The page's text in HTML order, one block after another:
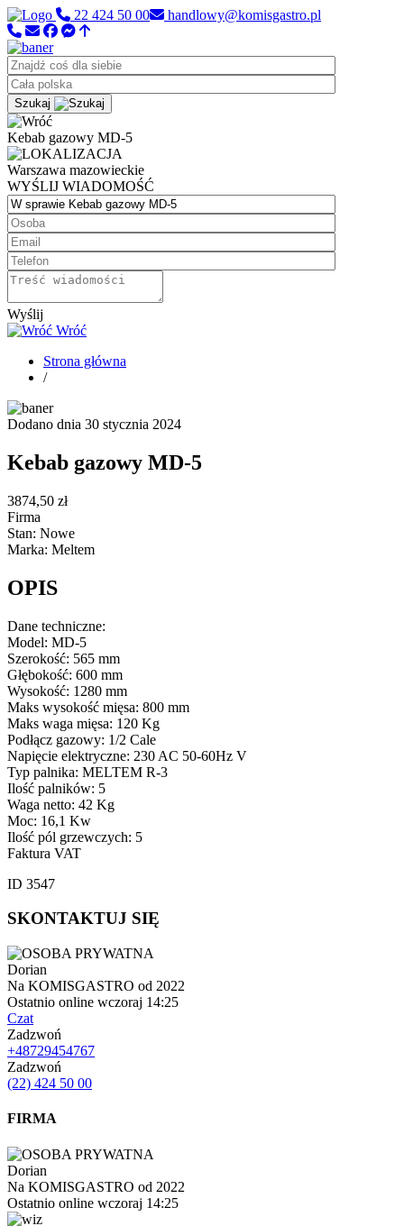
22 424 50 00 handlowy@komisgastro.pl
Szukaj
Kebab gazowy MD-5
Warszawa mazowieckie
WYŚLIJ WIADOMOŚĆ
Wyślij
Wróć
Strona główna
/
Dodano dnia 30 stycznia 2024
Kebab gazowy MD-5
3874,50 zł
Firma
Stan: Nowe
Marka: Meltem
OPIS
Dane techniczne:
Model: MD-5
Szerokość: 565 mm
Głębokość: 600 mm
Wysokość: 1280 mm
Maks wysokość mięsa: 800 mm
Maks waga mięsa: 120 Kg
Podłącz gazowy: 1/2 Cale
Napięcie elektryczne: 230 AC 50-60Hz V
Typ palnika: MELTEM R-3
Ilość palników: 5
Waga netto: 42 Kg
Moc: 16,1 Kw
Ilość pól grzewczych: 5
Faktura VAT
ID 3547
SKONTAKTUJ SIĘ
Dorian
Na KOMISGASTRO od 2022
Ostatnio online wczoraj 14:25
Czat
Zadzwoń
+48729454767
Zadzwoń
(22) 424 50 00
FIRMA
Dorian
Na KOMISGASTRO od 2022
Ostatnio online wczoraj 14:25